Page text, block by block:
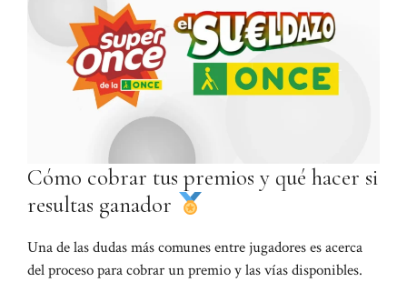
Cómo cobrar tus premios y qué hacer si
resultas ganador
Una de las dudas más comunes entre jugadores es acerca
del proceso para cobrar un premio y las vías disponibles.